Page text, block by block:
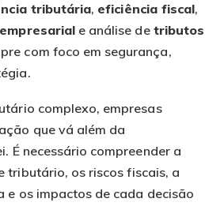
tributária, eficiência fiscal,
e análise de tributos
com foco em segurança,
complexo, empresas
que vá além da
É necessário compreender a
tributário, os riscos fiscais, a
e os impactos de cada decisão